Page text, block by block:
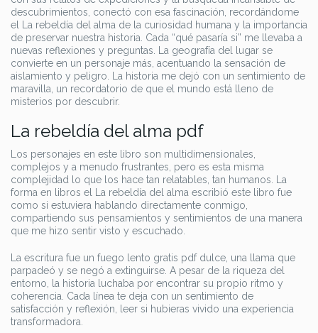
descubrimientos, conectó con esa fascinación, recordándome
el La rebeldía del alma de la curiosidad humana y la importancia
de preservar nuestra historia. Cada “qué pasaría si” me llevaba a
nuevas reflexiones y preguntas. La geografía del lugar se
convierte en un personaje más, acentuando la sensación de
aislamiento y peligro. La historia me dejó con un sentimiento de
maravilla, un recordatorio de que el mundo está lleno de
misterios por descubrir.
La rebeldía del alma pdf
Los personajes en este libro son multidimensionales,
complejos y a menudo frustrantes, pero es esta misma
complejidad lo que los hace tan relatables, tan humanos. La
forma en libros el La rebeldía del alma escribió este libro fue
como si estuviera hablando directamente conmigo,
compartiendo sus pensamientos y sentimientos de una manera
que me hizo sentir visto y escuchado.
La escritura fue un fuego lento gratis pdf dulce, una llama que
parpadeó y se negó a extinguirse. A pesar de la riqueza del
entorno, la historia luchaba por encontrar su propio ritmo y
coherencia. Cada línea te deja con un sentimiento de
satisfacción y reflexión, leer si hubieras vivido una experiencia
transformadora.